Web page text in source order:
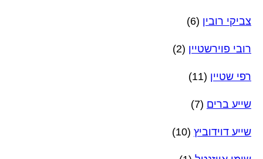
צביקי רובין (6)
רובי פוירשטיין (2)
רפי שטיין (11)
שייע ברים (7)
שייע דוידוביץ (10)